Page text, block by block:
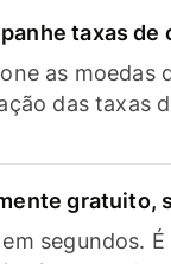
taxas de
as moedas
das taxas
gratuito,
em segundos.